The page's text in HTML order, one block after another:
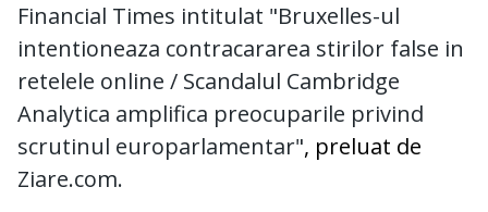
Financial Times intitulat "Bruxelles-ul
intentioneaza contracararea stirilor false in
retelele online / Scandalul Cambridge
Analytica amplifica preocuparile privind
scrutinul europarlamentar", preluat de
Ziare.com.